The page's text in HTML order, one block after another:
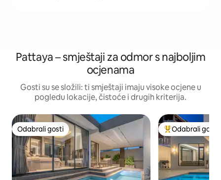
Pattaya – smještaji za odmor s najboljim
ocjenama
Gosti su se složili: ti smještaji imaju visoke ocjene u
pogledu lokacije, čistoće i drugih kriterija.
Odabrali gosti
Odabrali gosti Među najviše
Odabrali gosti